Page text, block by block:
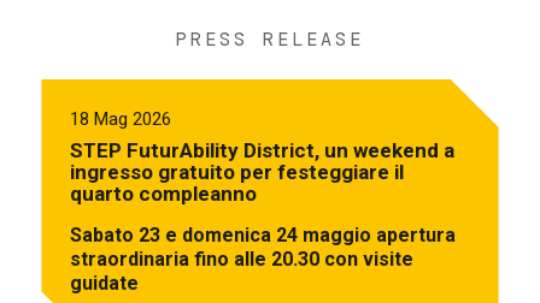
PRESS RELEASE
18 Mag 2026
STEP FuturAbility District, un weekend a
ingresso gratuito per festeggiare il
quarto compleanno
Sabato 23 e domenica 24 maggio apertura
straordinaria fino alle 20.30 con visite
guidate